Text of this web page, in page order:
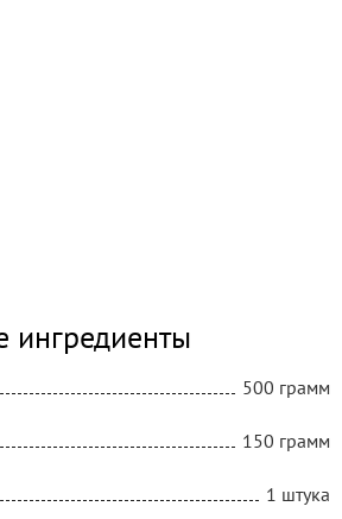
ингредиенты
500 грамм
150 грамм
1 штука